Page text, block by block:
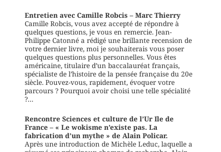
Entretien avec Camille Robcis – Marc Thierry
Camille Robcis, vous avez accepté de répondre à
quelques questions, je vous en remercie. Jean-
Philippe Catonné a rédigé une brillante recension de
votre dernier livre, moi je souhaiterais vous poser
quelques questions plus personnelles. Vous êtes
américaine, titulaire d’un baccalauréat français,
spécialiste de l’histoire de la pensée française du 20e
siècle. Pouvez-vous, rapidement, évoquer votre
parcours ? Pourquoi avoir choisi une telle spécialité
?…
Rencontre Sciences et culture de l’Ur Ile de
France – « Le wokisme n’existe pas. La
fabrication d’un mythe » de Alain Policar.
Après une introduction de Michèle Leduc, laquelle a